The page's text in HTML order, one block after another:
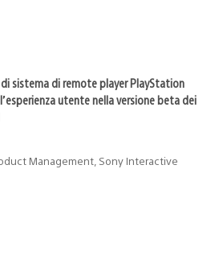
sistema di remote player PlayStation
utente nella versione beta dei
Management, Sony Interactive